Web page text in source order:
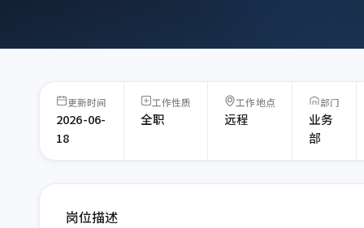
更新时间
2026-06-
18
工作性质
全职
工作地点
远程
部门
业务
部
岗位描述